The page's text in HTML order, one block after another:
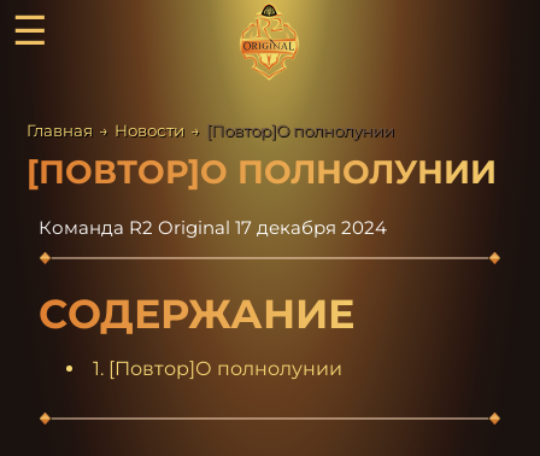
☰
Главная → Новости → [Повтор]О полнолунии
[ПОВТОР]О ПОЛНОЛУНИИ
Команда R2 Original17 декабря 2024
СОДЕРЖАНИЕ
1. [Повтор]О полнолунии